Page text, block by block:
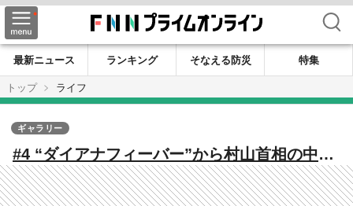
検索
最新ニュース ランキング そなえる防災
特集
トップ
ライフ
#4 “ダイアナフィーバー”から村山首相の中東
訪問まで 歴史の転換点に立ち会ったカメラ
マンたちの記録【カメラマンが捉えた1995】
ギャラリー